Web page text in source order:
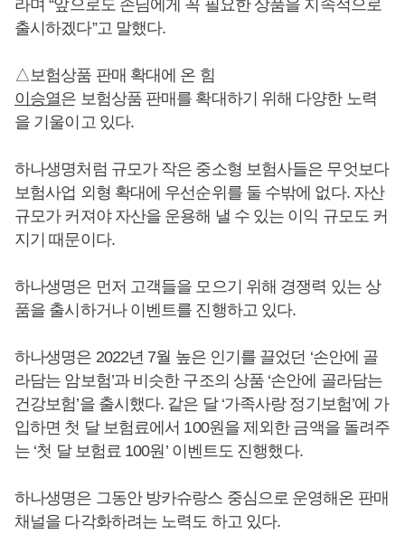
라며 “앞으로도 손님에게 꼭 필요한 상품을 지속적으로
출시하겠다”고 말했다.
△보험상품 판매 확대에 온 힘
이승열은 보험상품 판매를 확대하기 위해 다양한 노력
을 기울이고 있다.
하나생명처럼 규모가 작은 중소형 보험사들은 무엇보다
보험사업 외형 확대에 우선순위를 둘 수밖에 없다. 자산
규모가 커져야 자산을 운용해 낼 수 있는 이익 규모도 커
지기 때문이다.
하나생명은 먼저 고객들을 모으기 위해 경쟁력 있는 상
품을 출시하거나 이벤트를 진행하고 있다.
하나생명은 2022년 7월 높은 인기를 끌었던 ‘손안에 골
라담는 암보험’과 비슷한 구조의 상품 ‘손안에 골라담는
건강보험’을 출시했다. 같은 달 ‘가족사랑 정기보험’에 가
입하면 첫 달 보험료에서 100원을 제외한 금액을 돌려주
는 ‘첫 달 보험료 100원’ 이벤트도 진행했다.
하나생명은 그동안 방카슈랑스 중심으로 운영해온 판매
채널을 다각화하려는 노력도 하고 있다.